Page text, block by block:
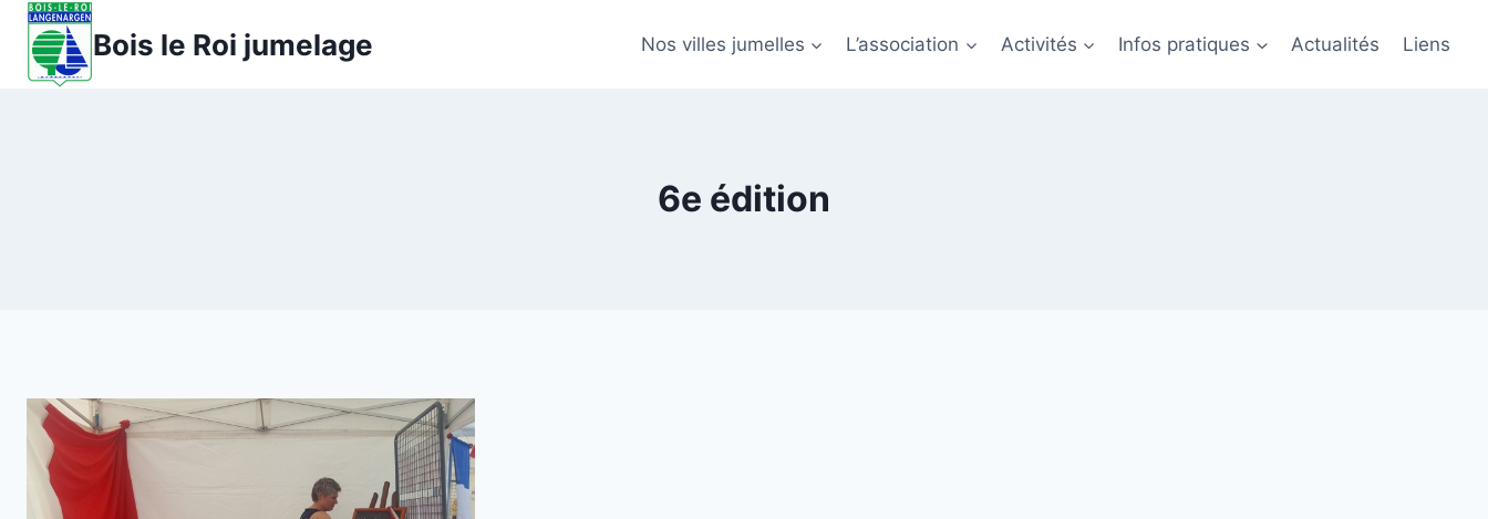
Aller
contenu
Bois le Roi jumelage Nos villes jumelles L’association Activités Infos pratiques Actualités Liens
6e édition